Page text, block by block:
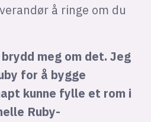
å ringe om du
meg om det. Jeg
for å bygge
kunne fylle et rom i
Ruby-